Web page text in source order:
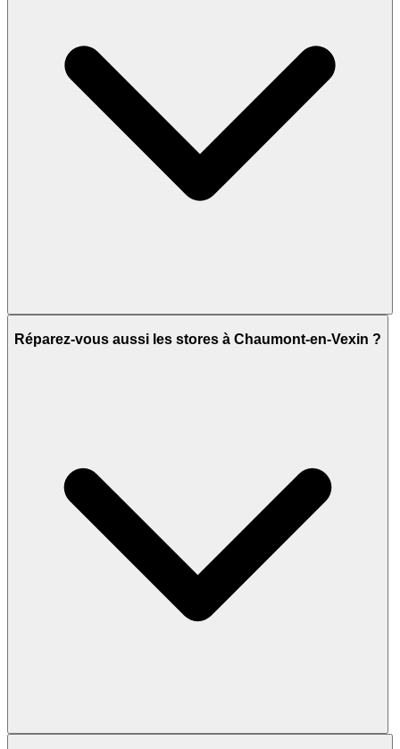
Réparez-vous aussi les stores à Chaumont-en-Vexin ?